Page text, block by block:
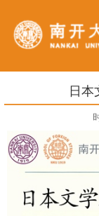
日本